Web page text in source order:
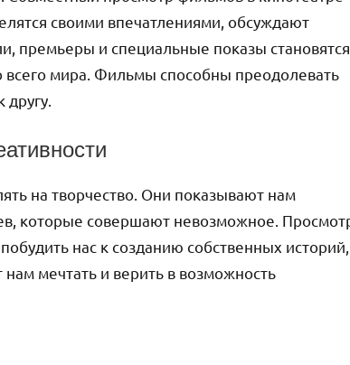
своими впечатлениями, обсуждают
премьеры и специальные показы становятся
мира. Фильмы способны преодолевать
на творчество. Они показывают нам
которые совершают невозможное.
нас к созданию собственных историй,
мечтать и верить в возможность